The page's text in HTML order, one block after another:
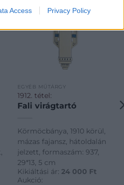
Access Privacy Policy
EGYÉB MŰTÁRGY
1912. tétel:
Fali virágtartó
Körmöcbánya, 1910 körül,
mázas fajansz, hátoldalán
jelzett, formaszám: 937,
29*13, 5 cm
Kikiáltási ár: 24 000 Ft
Aukció: